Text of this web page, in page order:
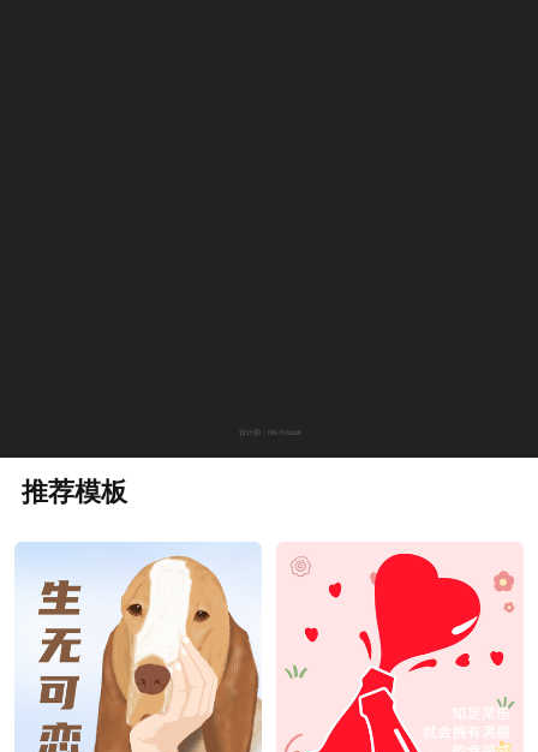
设计师：Ms Frizzel
推荐模板